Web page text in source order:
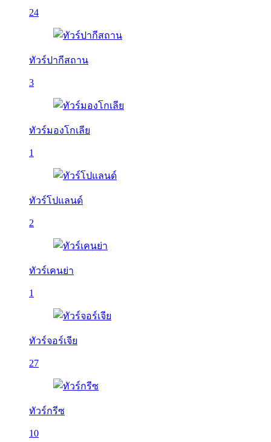
24
ทัวร์ปากีสถาน
3
ทัวร์มองโกเลีย
1
ทัวร์โปแลนด์
2
ทัวร์เคนย่า
1
ทัวร์จอร์เจีย
27
ทัวร์กรีซ
10